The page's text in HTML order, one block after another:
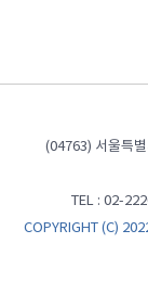
(04763) 서울특
TEL : 02-
COPYRIGHT (C)